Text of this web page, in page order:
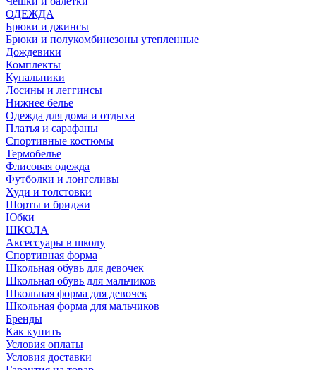
ОДЕЖДА
Брюки и джинсы
Брюки и полукомбинезоны утепленные
Дождевики
Комплекты
Купальники
Лосины и леггинсы
Нижнее белье
Одежда для дома и отдыха
Платья и сарафаны
Спортивные костюмы
Термобелье
Флисовая одежда
Футболки и лонгсливы
Худи и толстовки
Шорты и бриджи
Юбки
ШКОЛА
Аксессуары в школу
Спортивная форма
Школьная обувь для девочек
Школьная обувь для мальчиков
Школьная форма для девочек
Школьная форма для мальчиков
Бренды
Как купить
Условия оплаты
Условия доставки